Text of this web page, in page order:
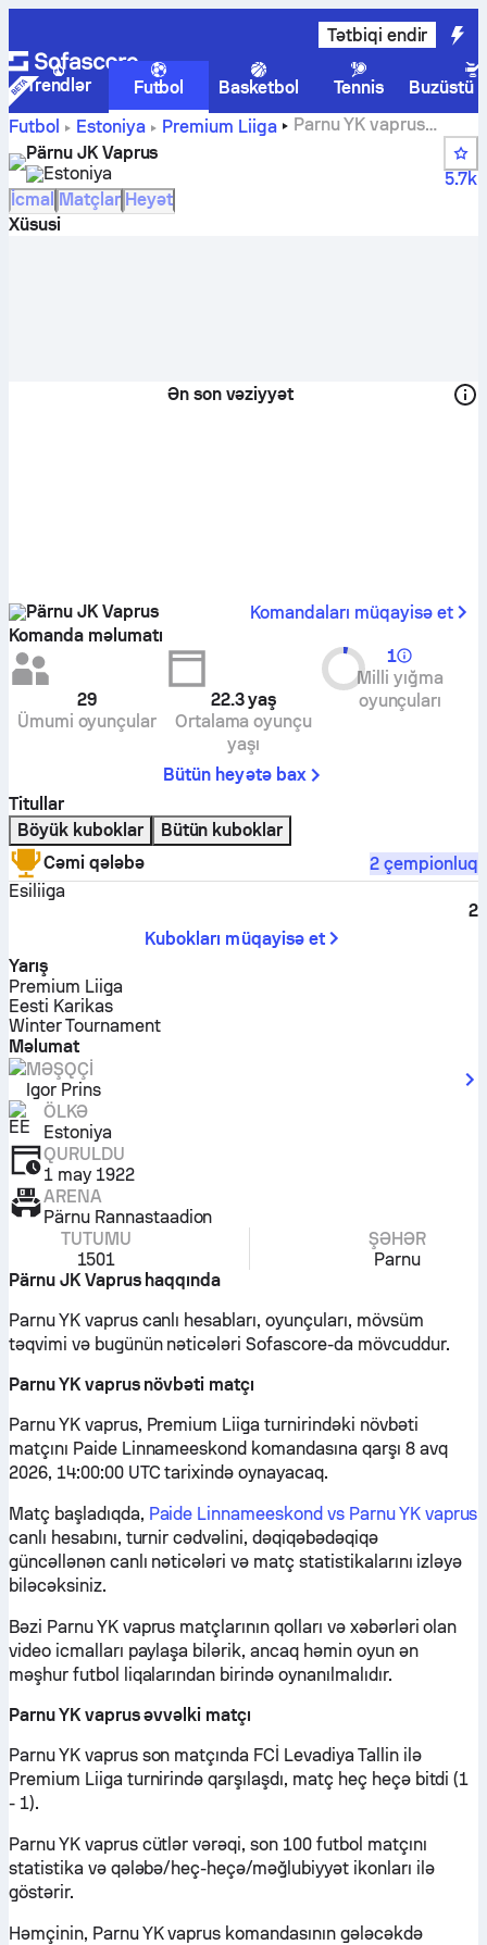
Tətbiqi endir
Trendlər Futbol Basketbol Tennis
Buzüstü
Futbol
Estoniya Premium Liiga
Parnu YK vaprus
hesabları, cütlər, turnir cədvəlləri və oyunçu statistikaları
Pärnu JK Vaprus
Estoniya
5.7k
İcmal Matçlar Heyət
Xüsusi
Ən son vəziyyət
Pärnu JK Vaprus
Komandaları müqayisə et
Komanda məlumatı
29
Ümumi oyunçular
22.3yaş
Ortalama oyunçu
yaşı
1
Milli yığma
oyunçuları
Bütün heyətə bax
Titullar
Böyük kuboklar
Bütün kuboklar
Cəmi qələbə
2 çempionluq
Esiliiga
2
Kubokları müqayisə et
Yarış
Premium Liiga
Eesti Karikas
Winter Tournament
Məlumat
MƏŞQÇI
Igor Prins
ÖLKƏ
Estoniya
QURULDU
1 may 1922
ARENA
Pärnu Rannastaadion
TUTUMU
1501
ŞƏHƏR
Parnu
Pärnu JK Vaprus haqqında
Parnu YK vaprus canlı hesabları, oyunçuları, mövsüm
təqvimi və bugünün nəticələri Sofascore-da mövcuddur.
Parnu YK vaprus növbəti matçı
Parnu YK vaprus, Premium Liiga turnirindəki növbəti
matçını Paide Linnameeskond komandasına qarşı 8 avq
2026, 14:00:00 UTC tarixində oynayacaq.
Matç başladıqda, Paide Linnameeskond vs Parnu YK vaprus
canlı hesabını, turnir cədvəlini, dəqiqəbədəqiqə
güncəllənən canlı nəticələri və matç statistikalarını izləyə
biləcəksiniz.
Bəzi Parnu YK vaprus matçlarının qolları və xəbərləri olan
video icmalları paylaşa bilərik, ancaq həmin oyun ən
məşhur futbol liqalarından birində oynanılmalıdır.
Parnu YK vaprus əvvəlki matçı
Parnu YK vaprus son matçında FCİ Levadiya Tallin ilə
Premium Liiga turnirində qarşılaşdı, matç heç heçə bitdi (1
- 1).
Parnu YK vaprus cütlər vərəqi, son 100 futbol matçını
statistika və qələbə/heç-heçə/məğlubiyyət ikonları ilə
göstərir.
Həmçinin, Parnu YK vaprus komandasının gələcəkdə